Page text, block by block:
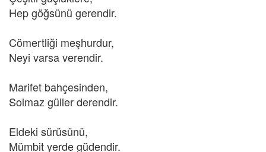
Hep göğsünü gerendir.
Cömertliği meşhurdur,
Neyi varsa verendir.
Marifet bahçesinden,
Solmaz güller derendir.
Eldeki sürüsünü,
Mümbit yerde güdendir.